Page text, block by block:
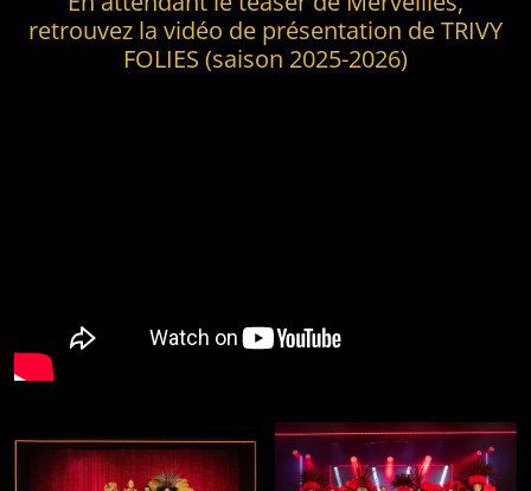
retrouvez la vidéo de présentation de TRIVY
FOLIES (saison 2025-2026)